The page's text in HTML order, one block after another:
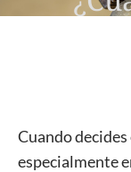
Cuando
especialmente